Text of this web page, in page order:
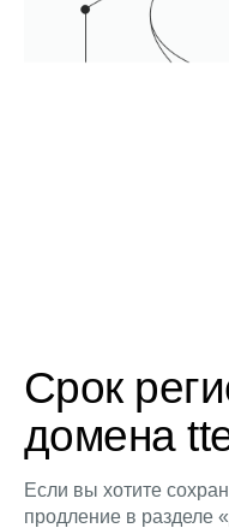
Срок
домена
Если вы хотите
продление в разделе